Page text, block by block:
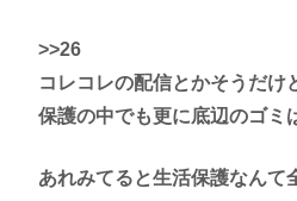
>>26
コレコレの配信とかそうだけ
保護の中でも更に底辺のゴミ
あれみてると生活保護なんて